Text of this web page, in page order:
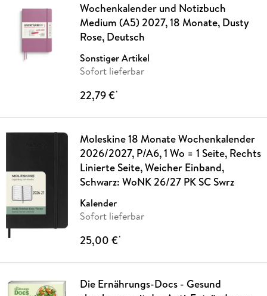
Wochenkalender und Notizbuch
Medium (A5) 2027, 18 Monate, Dusty
Rose, Deutsch
Sonstiger Artikel
Sofort lieferbar
22,79 €*
Moleskine 18 Monate Wochenkalender
2026/2027, P/A6, 1 Wo = 1 Seite, Rechts
Linierte Seite, Weicher Einband,
Schwarz: WoNK 26/27 PK SC Swrz
Kalender
Sofort lieferbar
25,00 €*
Die Ernährungs-Docs - Gesund